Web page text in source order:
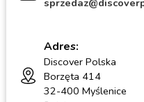
Adres:
Discover Polska
Borzęta 414
32-400 Myślenice